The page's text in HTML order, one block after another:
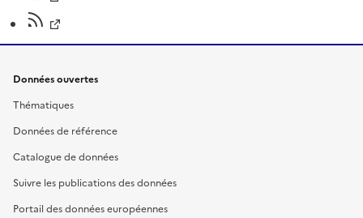
Données ouvertes
Thématiques
Données de référence
Catalogue de données
Suivre les publications des données
Portail des données européennes